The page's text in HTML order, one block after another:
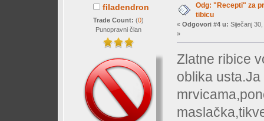
filadendron
Trade Count: (0)
Punopravni član
Odg: "Recepti" za
tibicu
« Odgovori #4 u: Siječanj
»
Zlatne ribice
oblika